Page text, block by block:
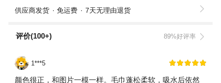
供应商发货 免运费 7天无理由退货
评价(100+) 89%好评率
1***5
颜色很正，和图片一模一样。毛巾蓬松柔软，吸水后依然